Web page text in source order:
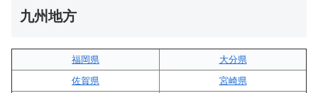
九州地方
福岡県
大分県
佐賀県
宮崎県